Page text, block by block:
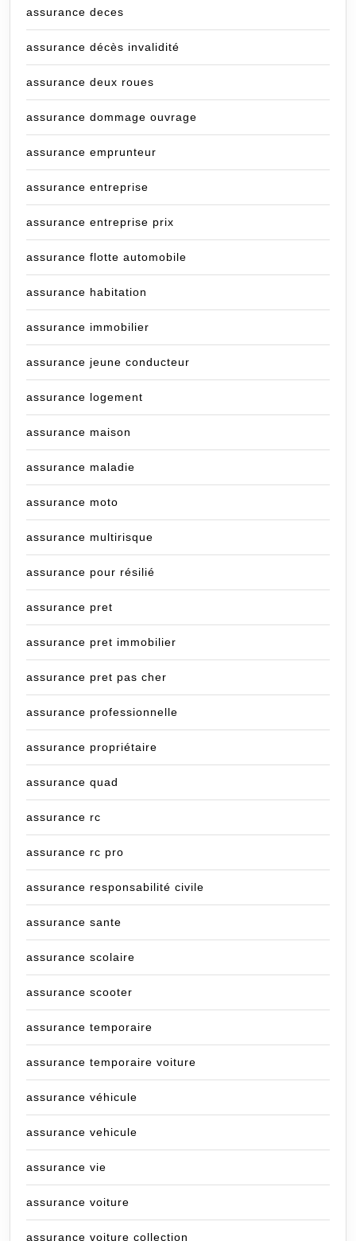
assurance deces
assurance décès invalidité
assurance deux roues
assurance dommage ouvrage
assurance emprunteur
assurance entreprise
assurance entreprise prix
assurance flotte automobile
assurance habitation
assurance immobilier
assurance jeune conducteur
assurance logement
assurance maison
assurance maladie
assurance moto
assurance multirisque
assurance pour résilié
assurance pret
assurance pret immobilier
assurance pret pas cher
assurance professionnelle
assurance propriétaire
assurance quad
assurance rc
assurance rc pro
assurance responsabilité civile
assurance sante
assurance scolaire
assurance scooter
assurance temporaire
assurance temporaire voiture
assurance véhicule
assurance vehicule
assurance vie
assurance voiture
assurance voiture collection